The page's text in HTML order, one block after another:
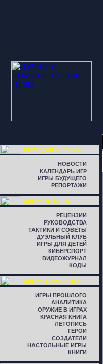
ПЕРЕДОВАЯ ЛИНИЯ
НОВОСТИ
КАЛЕНДАРЬ ИГР
ИГРЫ БУДУЩЕГО
РЕПОРТАЖИ
ЛИНИЯ ФРОНТА
РЕЦЕНЗИИ
РУКОВОДСТВА
ТАКТИКИ И СОВЕТЫ
ДУЭЛЬНЫЙ КЛУБ
ИГРЫ ДЛЯ ДЕТЕЙ
КИБЕРСПОРТ
ВИДЕОЖУРНАЛ
КОДЫ
ЛИНИЯ ГОРИЗОНТА
ИГРЫ ПРОШЛОГО
АНАЛИТИКА
ОРУЖИЕ В ИГРАХ
КРАСНАЯ КНИГА
ЛЕТОПИСЬ
ГЕРОИ
СОЗДАТЕЛИ
НАСТОЛЬНЫЕ ИГРЫ
КНИГИ